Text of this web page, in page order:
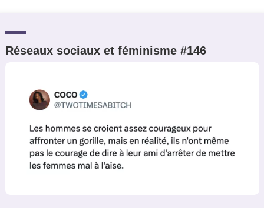
Réseaux sociaux et féminisme #146